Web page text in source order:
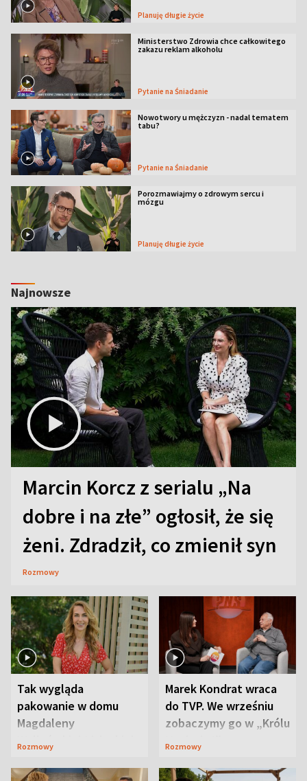
Planuję długie życie
Ministerstwo Zdrowia chce całkowitego
zakazu reklam alkoholu
Pytanie na Śniadanie
Nowotwory u mężczyzn - nadal tematem
tabu?
Pytanie na Śniadanie
Porozmawiajmy o zdrowym sercu i
mózgu
Planuję długie życie
Najnowsze
Marcin Korcz z serialu „Na
dobre i na złe” ogłosił, że się
żeni. Zdradził, co zmienił syn
Rozmowy
Tak wygląda
pakowanie w domu
Magdaleny
Waligórskiej-Lisieckiej.
Rozmowy
Marek Kondrat wraca
do TVP. We wrześniu
zobaczymy go w „Królu
Maciusiu I”
Rozmowy